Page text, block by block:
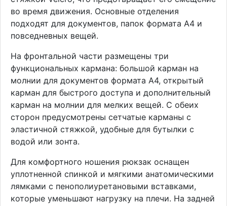
во время движения. Основные отделения
подходят для документов, папок формата A4 и
повседневных вещей.
На фронтальной части размещены три
функциональных кармана: большой карман на
молнии для документов формата A4, открытый
карман для быстрого доступа и дополнительный
карман на молнии для мелких вещей. С обеих
сторон предусмотрены сетчатые карманы с
эластичной стяжкой, удобные для бутылки с
водой или зонта.
Для комфортного ношения рюкзак оснащен
уплотненной спинкой и мягкими анатомическими
лямками с пенополиуретановыми вставками,
которые уменьшают нагрузку на плечи. На задней